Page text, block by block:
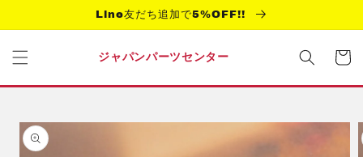
進む
Line友だち追加で5%OFF!!
ジャパンパーツセンター
ー
商品情
報にス
キップ